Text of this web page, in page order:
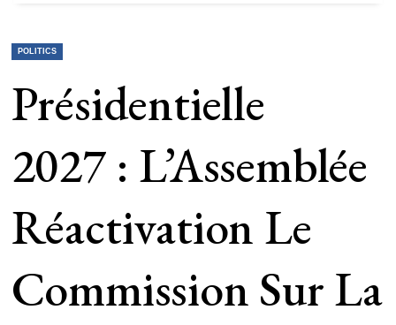
POLITICS
Présidentielle
2027 : L’Assemblée
Réactivation Le
Commission Sur La